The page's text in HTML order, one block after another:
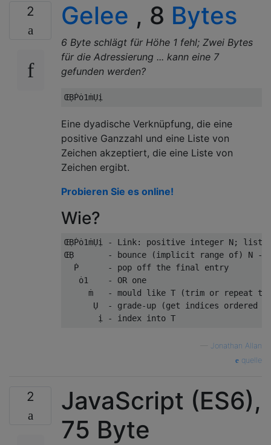
2 Gelee , 8 Bytes
6 Byte schlägt für Höhe 1 fehl; Zwei Bytes
für die Adressierung ... kann eine 7
gefunden werden?
Eine dyadische Verknüpfung, die eine
positive Ganzzahl und eine Liste von
Zeichen akzeptiert, die eine Liste von
Zeichen ergibt.
Probieren Sie es online!
Wie?
ŒḄṖȯ1ṁỤị - Link: positive integer N; list
ŒḄ       - bounce (implicit range of) N -
Ṗ      - pop off the final entry
ȯ1    - OR one
ṁ   - mould like T (trim or repeat
Ụ  - grade-up (get indices ordered
Jonathan Allan
quelle
2
JavaScript (ES6),
75 Byte